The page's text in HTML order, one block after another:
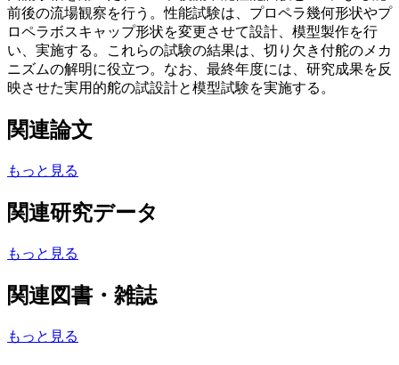
前後の流場観察を行う。性能試験は、プロペラ幾何形状やプ
ロペラボスキャップ形状を変更させて設計、模型製作を行
い、実施する。これらの試験の結果は、切り欠き付舵のメカ
ニズムの解明に役立つ。なお、最終年度には、研究成果を反
映させた実用的舵の試設計と模型試験を実施する。
関連論文
もっと見る
関連研究データ
もっと見る
関連図書・雑誌
もっと見る